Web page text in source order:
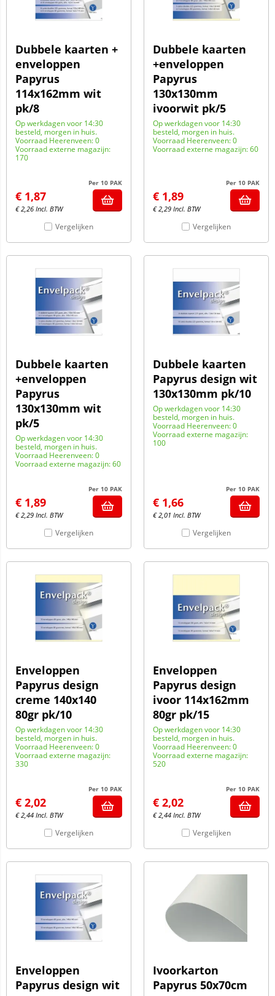
Dubbele kaarten +
enveloppen
Papyrus
114x162mm wit
pk/8
Op werkdagen voor 14:30
besteld, morgen in huis.
Voorraad Heerenveen: 0
Voorraad externe magazijn:
170
Per 10 PAK
€ 1,87
€2,26 Incl. BTW
Vergelijken
Dubbele kaarten
+enveloppen
Papyrus
130x130mm
ivoorwit pk/5
Op werkdagen voor 14:30
besteld, morgen in huis.
Voorraad Heerenveen: 0
Voorraad externe magazijn: 60
Per 10 PAK
€ 1,89
€2,29 Incl. BTW
Vergelijken
Dubbele kaarten
+enveloppen
Papyrus
130x130mm wit
pk/5
Op werkdagen voor 14:30
besteld, morgen in huis.
Voorraad Heerenveen: 0
Voorraad externe magazijn: 60
Per 10 PAK
€ 1,89
€2,29 Incl. BTW
Vergelijken
Dubbele kaarten
Papyrus design wit
130x130mm pk/10
Op werkdagen voor 14:30
besteld, morgen in huis.
Voorraad Heerenveen: 0
Voorraad externe magazijn:
100
Per 10 PAK
€ 1,66
€2,01 Incl. BTW
Vergelijken
Enveloppen
Papyrus design
creme 140x140
80gr pk/10
Op werkdagen voor 14:30
besteld, morgen in huis.
Voorraad Heerenveen: 0
Voorraad externe magazijn:
330
Per 10 PAK
€ 2,02
€2,44 Incl. BTW
Vergelijken
Enveloppen
Papyrus design
ivoor 114x162mm
80gr pk/15
Op werkdagen voor 14:30
besteld, morgen in huis.
Voorraad Heerenveen: 0
Voorraad externe magazijn:
520
Per 10 PAK
€ 2,02
€2,44 Incl. BTW
Vergelijken
Enveloppen
Papyrus design wit
Ivoorkarton
Papyrus 50x70cm